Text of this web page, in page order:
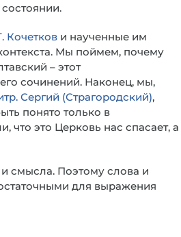
Кочетков и наученные им
Мы поймем, почему
– этот
сочинений. Наконец, мы,
Сергий (Страгородский),
понято только в
что это Церковь нас спасает, а
смысла. Поэтому слова и
для выражения